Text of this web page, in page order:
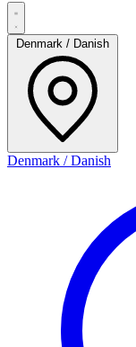
Denmark / Danish
Denmark / Danish